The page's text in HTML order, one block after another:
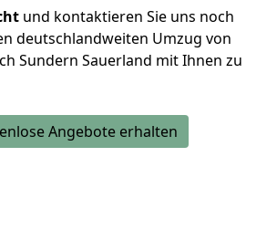
und kontaktieren Sie uns noch
deutschlandweiten Umzug von
Sundern Sauerland mit Ihnen zu
Angebote erhalten